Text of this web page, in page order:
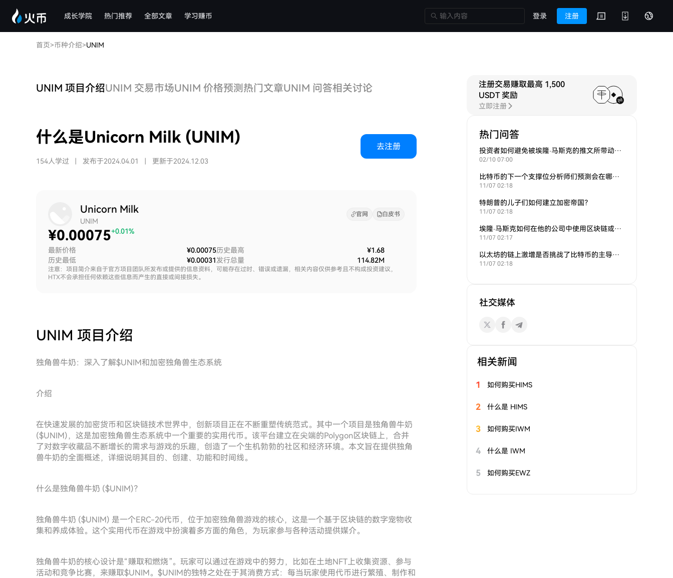
成长学院 热门推荐 全部文章 学习赚币 登录 注册
首页>币种介绍>UNIM
UNIM 项目介绍UNIM 交易市场UNIM 价格预测热门文章UNIM 问答相关讨论
什么是Unicorn Milk (UNIM)
154人学过 发布于2024.04.01 更新于2024.12.03
去注册
Unicorn Milk
UNIM
官网 白皮书
¥0.00075+0.01%
最新价格
¥0.00075
历史最低
¥0.00031
历史最高
¥1.68
发行总量
114.82M
注意：项目简介来自于官方项目团队所发布或提供的信息资料，可能存在过时、错误或遗漏，相关内容仅供参考且不构成投资建议，
HTX不会承担任何依赖这些信息而产生的直接或间接损失。
UNIM 项目介绍
独角兽牛奶：深入了解$UNIM和加密独角兽生态系统
介绍
在快速发展的加密货币和区块链技术世界中，创新项目正在不断重塑传统范式。其中一个项目是独角兽牛奶
($UNIM)，这是加密独角兽生态系统中一个重要的实用代币。该平台建立在尖端的Polygon区块链上，合并
了对数字收藏品不断增长的需求与游戏的乐趣，创造了一个生机勃勃的社区和经济环境。本文旨在提供独角
兽牛奶的全面概述，详细说明其目的、创建、功能和时间线。
什么是独角兽牛奶 ($UNIM)？
独角兽牛奶 ($UNIM) 是一个ERC-20代币，位于加密独角兽游戏的核心，这是一个基于区块链的数字宠物收
集和养成体验。这个实用代币在游戏中扮演着多方面的角色，为玩家参与各种活动提供媒介。
独角兽牛奶的核心设计是“赚取和燃烧”。玩家可以通过在游戏中的努力，比如在土地NFT上收集资源、参与
活动和竞争比赛，来赚取$UNIM。$UNIM的独特之处在于其消费方式：每当玩家使用代币进行繁殖、制作和
注册交易赚取最高 1,500
USDT 奖励
立即注册
热门问答
投资者如何避免被埃隆·马斯克的推文所带动的炒作？
02/10 07:00
比特币的下一个支撑位分析师们预测会在哪里？
11/07 02:18
特朗普的儿子们如何建立加密帝国？
11/07 02:18
埃隆·马斯克如何在他的公司中使用区块链或加密货币？
11/07 02:17
以太坊的链上激增是否挑战了比特币的主导地位？
11/07 02:18
社交媒体
相关新闻
1 如何购买HIMS
2 什么是 HIMS
3 如何购买IWM
4 什么是 IWM
5 如何购买EWZ